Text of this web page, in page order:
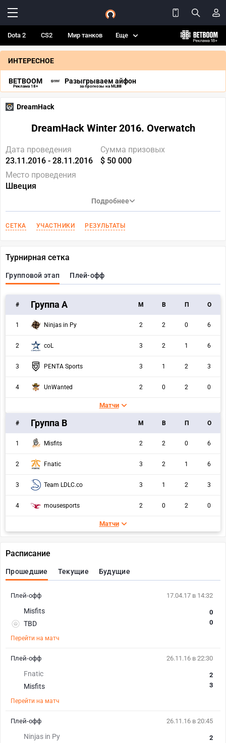
Dota 2 CS2 Мир танков Еще
ИНТЕРЕСНОЕ
BETBOOM
Реклама 18+
Разыгрываем айфон
за прогнозы на MLBB
DreamHack
DreamHack Winter 2016. Overwatch
Дата проведения
23.11.2016 - 28.11.2016
Сумма призовых
$ 50 000
Место проведения
Швеция
Подробнее
СЕТКА УЧАСТНИКИ РЕЗУЛЬТАТЫ
Турнирная сетка
Групповой этап Плей-офф
# Группа А M В П О
1 Ninjas in Py 2 2 0 6
2 coL 3 2 1 6
3 PENTA Sports 3 1 2 3
4 UnWanted 2 0 2 0
Матчи
# Группа В M В П О
1 Misfits 2 2 0 6
2 Fnatic 3 2 1 6
3 Team LDLC.co 3 1 2 3
4 mousesports 2 0 2 0
Матчи
Расписание
Прошедшие Текущие Будущие
17.04.17 в 14:32
Misfits
TBD
0
0
Перейти на матч
Плей-офф
26.11.16 в 22:30
Fnatic
Misfits
2
3
Перейти на матч
Плей-офф
26.11.16 в 20:45
Ninjas in Py
2
Плей-офф